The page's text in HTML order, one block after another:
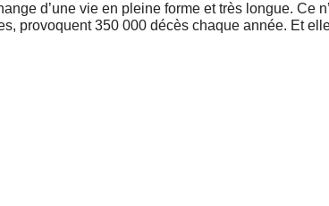
d’une vie en pleine forme et très longue. Ce
provoquent 350 000 décès chaque année. Et